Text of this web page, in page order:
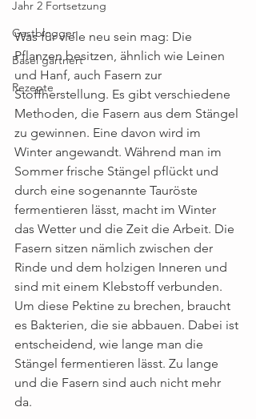
Jahr 2 Fortsetzung
Gastblogger
Basel gärtnert
Rezepte
Was für viele neu sein mag: Die
Pflanzen besitzen, ähnlich wie Leinen
und Hanf, auch Fasern zur
Stoffherstellung. Es gibt verschiedene
Methoden, die Fasern aus dem Stängel
zu gewinnen. Eine davon wird im
Winter angewandt. Während man im
Sommer frische Stängel pflückt und
durch eine sogenannte Tauröste
fermentieren lässt, macht im Winter
das Wetter und die Zeit die Arbeit. Die
Fasern sitzen nämlich zwischen der
Rinde und dem holzigen Inneren und
sind mit einem Klebstoff verbunden.
Um diese Pektine zu brechen, braucht
es Bakterien, die sie abbauen. Dabei ist
entscheidend, wie lange man die
Stängel fermentieren lässt. Zu lange
und die Fasern sind auch nicht mehr
da.